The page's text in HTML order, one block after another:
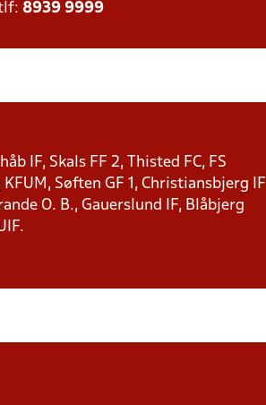
8939 9999
IF, Skals FF 2, Thisted FC, FS
Søften GF 1, Christiansbjerg IF
O. B., Gauerslund IF, Blåbjerg